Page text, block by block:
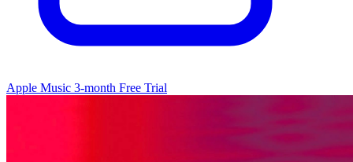
Apple Music 3-month Free Trial